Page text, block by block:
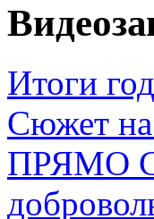
Итоги
Сюжет на
ПРЯМО